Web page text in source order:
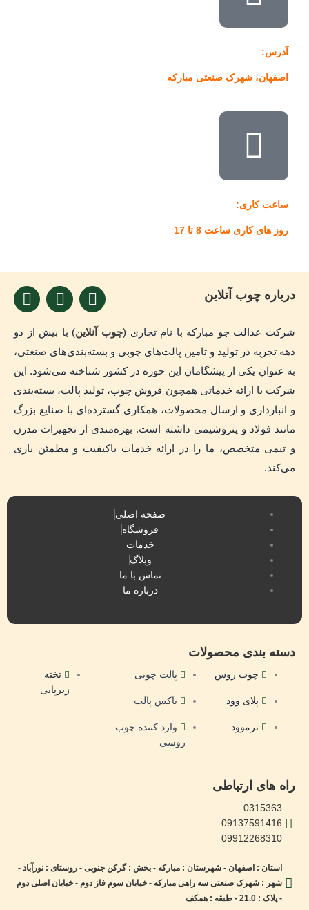
آدرس:
اصفهان، شهرک صنعتی مبارکه
ساعت کاری:
روز های کاری ساعت 8 تا 17
درباره چوب آنلاین
T
e
l
e
g
r
a
m
W
h
t
s
a
p
p
I
n
t
a
g
r
a
m
شرکت عدالت جو مبارکه با نام تجاری (چوب آنلاین) با بیش از دو
دهه تجربه در تولید و تامین پالت‌های چوبی و بسته‌بندی‌های صنعتی،
به عنوان یکی از پیشگامان این حوزه در کشور شناخته می‌شود. این
شرکت با ارائه خدماتی همچون فروش چوب، تولید پالت، بسته‌بندی
و انبارداری و ارسال محصولات، همکاری گسترده‌ای با صنایع بزرگ
مانند فولاد و پتروشیمی داشته است. بهره‌مندی از تجهیزات مدرن
و تیمی متخصص، ما را در ارائه خدمات باکیفیت و مطمئن یاری
می‌کند.
صفحه اصلی
فروشگاه
خدمات
وبلاگ
تماس با ما
درباره ما
دسته بندی محصولات
چوب روس
پلای وود
ترموود
پالت چوبی
باکس پالت
وارد کننده چوب
روسی
تخته
زیرپایی
راه های ارتباطی
0315363
09137591416
09912268310
استان : اصفهان - شهرستان : مبارکه - بخش : گرکن جنوبی - روستای : نورآباد -
شهر : شهرک صنعتی سه راهی مبارکه - خیابان سوم فاز دوم - خیابان اصلی دوم
- پلاک : 21.0 - طبقه : همکف